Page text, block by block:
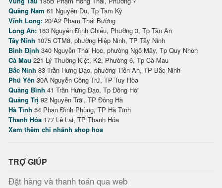
Quảng Nam 61 Nguyễn Du, Tp Tam Kỳ
Vĩnh Long: 20/A2 Phạm Thái Bường
Long An: 163 Nguyễn Đình Chiểu, Phường 3, Tp Tân An
Tây Ninh 1075 CTM8, phường Hiệp Ninh, TP Tây Ninh
Bình Định 340 Nguyễn Thái Học, phường Ngô Mây, Tp Quy Nhơn
Cà Mau 221 Lý Thường Kiệt, K2, Phường 6, Tp Cà Mau
Bắc Ninh 83 Trần Hưng Đạo, phường Tiền An, TP Bắc Ninh
Phú Yên 30A Nguyễn Công Trứ, TP Tuy Hòa
Quảng Bình 41 Trần Hưng Đạo, Tp Đồng Hới
Quảng Trị 92 Nguyễn Trãi, TP Đông Hà
Hà Tĩnh 54 Phan Đình Phùng, TP Hà Tĩnh
Thanh Hóa 177 Lê Lai, TP Thanh Hóa
Xem thêm chi nhánh shop hoa
TRỢ GIÚP
Đặt hàng và thanh toán qua web